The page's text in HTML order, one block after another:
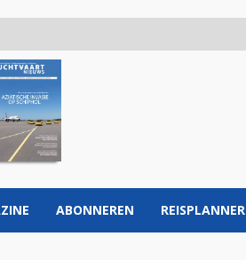
ABONNEREN REISPLANNER